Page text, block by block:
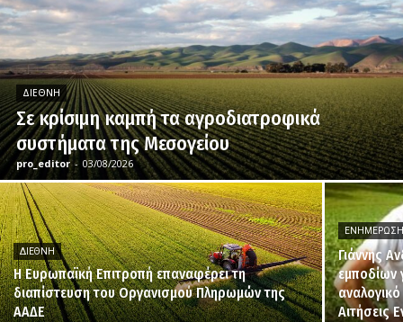
ΔΙΕΘΝΉ
Σε κρίσιμη καμπή τα αγροδιατροφικά
συστήματα της Μεσογείου
pro_editor - 03/08/2026
ΔΙΕΘΝΉ
H Ευρωπαϊκή Επιτροπή επαναφέρει τη
διαπίστευση του Οργανισμού Πληρωμών της
ΑΑΔΕ
Γιάννης
εμποδίων
Αιτήσεις